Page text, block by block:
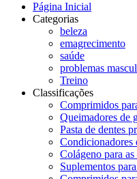
Página Inicial
Categorias
beleza
emagrecimento
saúde
problemas
Treino
Classificações
Comprimidos
Queimadores de
Pasta de dentes
Condicionadores
Colágeno para
Suplementos